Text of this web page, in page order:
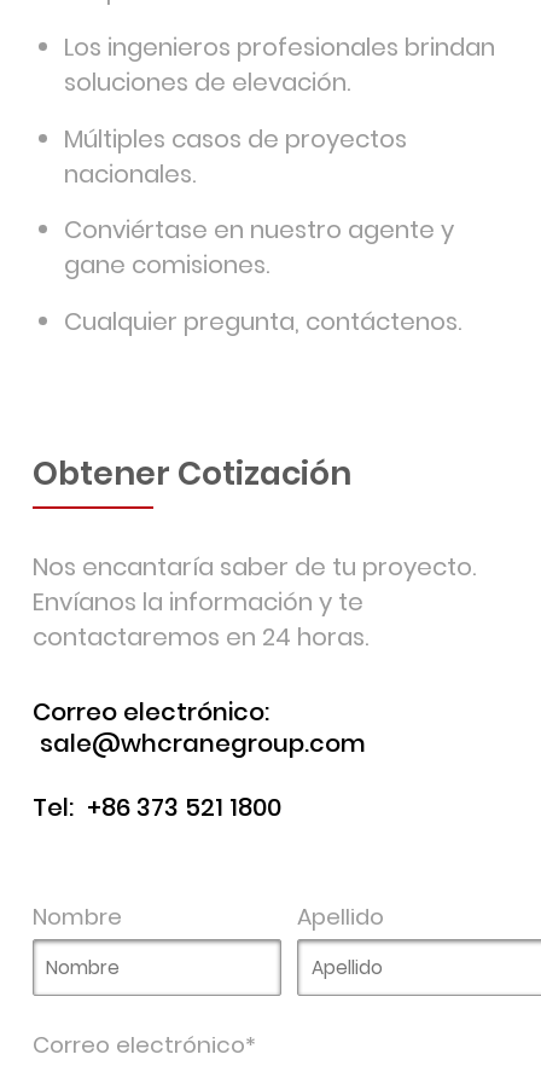
Los ingenieros profesionales brindan
soluciones de elevación.
Múltiples casos de proyectos
nacionales.
Conviértase en nuestro agente y
gane comisiones.
Cualquier pregunta, contáctenos.
Obtener Cotización
Nos encantaría saber de tu proyecto.
Envíanos la información y te
contactaremos en 24 horas.
Correo electrónico:
sale@whcranegroup.com
Tel: +86 373 521 1800
Nombre Apellido
Correo electrónico*